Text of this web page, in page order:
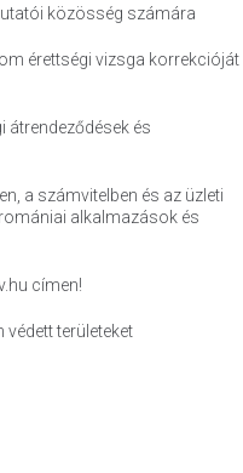
közösség számára
érettségi vizsga korrekcióját
átrendeződések és
a számvitelben és az üzleti
alkalmazások és
címen!
védett területeket